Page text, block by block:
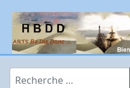
Rechercher